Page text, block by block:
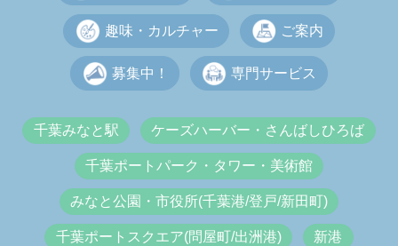
趣味・カルチャー ご案内
募集中！ 専門サービス
千葉みなと駅 ケーズハーバー・さんばしひろば
千葉ポートパーク・タワー・美術館
みなと公園・市役所(千葉港/登戸/新田町)
千葉ポートスクエア(問屋町/出洲港) 新港